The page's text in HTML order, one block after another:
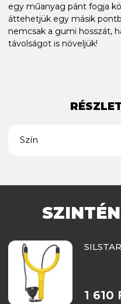
egy műanyag pánt fogja
áttehetjük egy másik
nemcsak a gumi hosszát,
távolságot is növeljük!
Szín
1 610